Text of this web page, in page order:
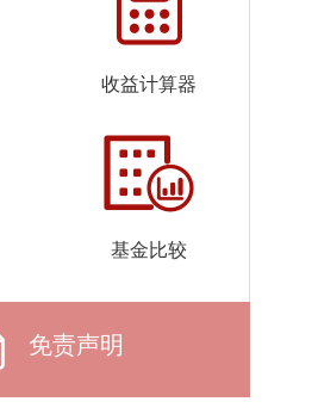
1.0165
收益计算器
基金比较
免责声明